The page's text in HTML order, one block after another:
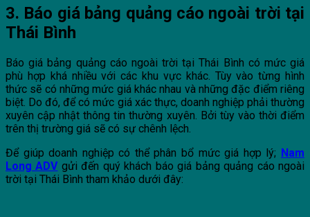
3. Báo giá bảng quảng cáo ngoài trời tại
Thái Bình
Báo giá bảng quảng cáo ngoài trời tại Thái Bình có mức giá
phù hợp khá nhiều với các khu vực khác. Tùy vào từng hình
thức sẽ có những mức giá khác nhau và những đặc điểm riêng
biệt. Do đó, để có mức giá xác thực, doanh nghiệp phải thường
xuyên cập nhật thông tin thường xuyên. Bởi tùy vào thời điểm
trên thị trường giá sẽ có sự chênh lệch.
Để giúp doanh nghiệp có thể phân bổ mức giá hợp lý; Nam
Long ADVgửi đến quý khách báo giá bảng quảng cáo ngoài
trời tại Thái Bình tham khảo dưới đây: